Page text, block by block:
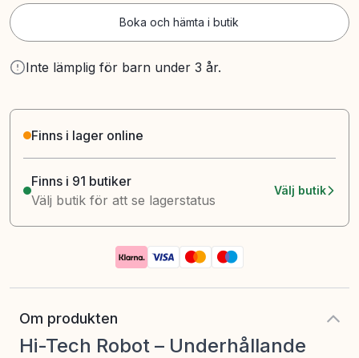
Boka och hämta i butik
Inte lämplig för barn under 3 år.
Finns i lager online
Finns i 91 butiker
Välj butik för att se lagerstatus
Välj butik
Om produkten
Hi-Tech Robot – Underhållande